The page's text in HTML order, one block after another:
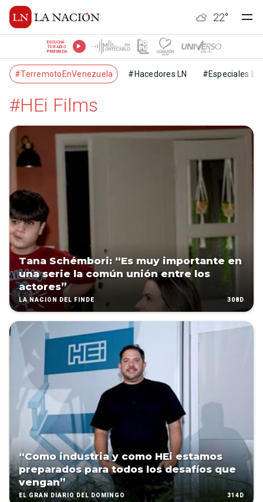
22°
ESCUCHÁ
TU RADIO
PREFERIDA
#TerremotoEnVenezuela #Hacedores LN #Especiales LN
#HEi Films
Tana Schémbori: “Es muy importante en
una serie la común unión entre los
actores”
LA NACIÓN DEL FINDE 308D
“Como industria y como HEi estamos
preparados para todos los desafíos que
vengan”
EL GRAN DIARIO DEL DOMINGO 314D